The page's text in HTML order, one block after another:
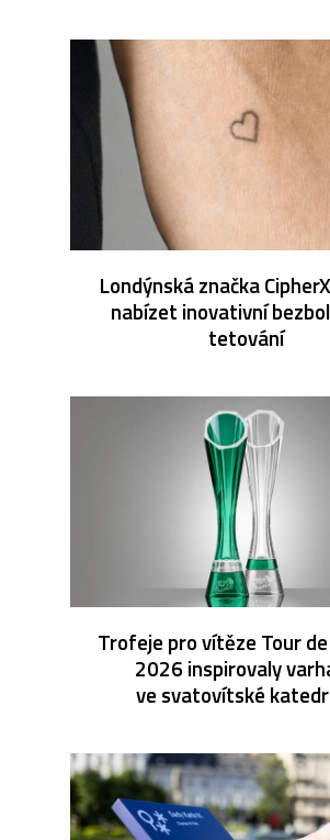
Londýnská značka
nabízet inovativní
tetování
Trofeje pro vítěze Tour
2026 inspirovaly
ve svatovítské